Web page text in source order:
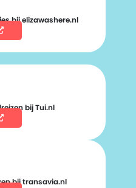
bij elizawashere.nl
bij Tui.nl
bij transavia.nl